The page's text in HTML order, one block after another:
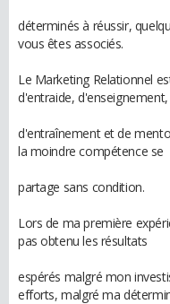
déterminés à réussir,
vous êtes associés.
Le Marketing Relationnel
d'entraide, d'enseignement,
d'entraînement et de
la moindre compétence se
partage sans condition.
Lors de ma première
pas obtenu les résultats
espérés malgré mon
efforts, malgré ma